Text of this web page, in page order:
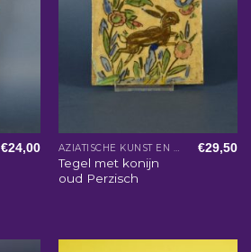
€24,00 AZIATISCHE KUNST EN WOONACCESSOIRES
Tegel met konijn
oud Perzisch
€29,50